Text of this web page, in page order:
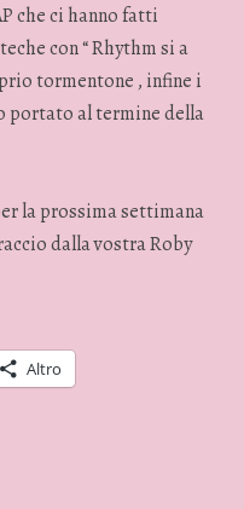
che ci hanno fatti
con “ Rhythm si a
tormentone , infine i
portato al termine della
la prossima settimana
dalla vostra Roby
Altro